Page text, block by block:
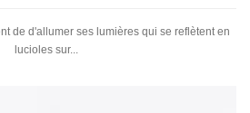
de d'allumer ses lumières qui se reflètent en
lucioles sur...